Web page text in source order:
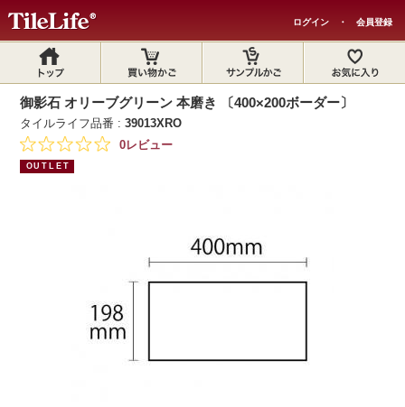
ログイン ・ 会員登録
御影石 オリーブグリーン 本磨き 〔400×200ボーダー〕
タイルライフ品番 :39013XRO
0レビュー
OUTLET